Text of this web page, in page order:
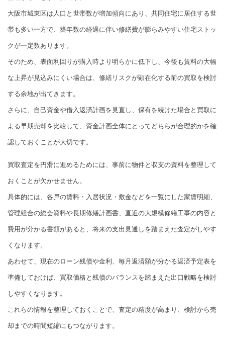
大阪市城東区は人口と世帯数が増加傾向にあり、共同住宅に居住する世
帯も多い一方で、築年数の経過に伴い修繕費が膨らみやすい住宅ストッ
クが一定数あります。
そのため、表面利回りが購入時より明らかに低下し、今後も賃料の大幅
な上昇が見込みにくい場合は、修繕リスクが顕在化する前の買取を検討
する余地が出てきます。
さらに、自己資金や借入返済計画を見直し、保有を続けた場合と買取に
よる早期売却を比較して、資金計画全体にとってどちらが合理的かを確
認しておくことが大切です。
買取査定を円滑に進めるためには、事前に物件と収支の資料を整理して
おくことが欠かせません。
具体的には、各戸の賃料・入居状況・敷金などを一覧にした家賃明細、
管理組合の総会資料や長期修繕計画書、直近の大規模修繕工事の内容と
費用が分かる書類があると、将来の支出見通しを踏まえた査定がしやす
くなります。
あわせて、現在のローン残債や金利、毎月返済額が分かる返済予定表を
準備しておけば、買取価格と残債のバランスを踏まえた出口戦略を検討
しやすくなります。
これらの情報を整理しておくことで、査定の精度が高まり、検討から売
却までの時間短縮にもつながります。